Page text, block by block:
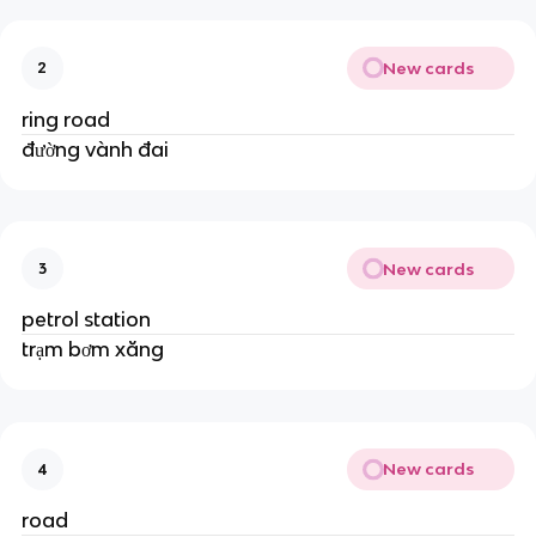
2 New cards
ring road
đường vành đai
3 New cards
petrol station
trạm bơm xăng
4 New cards
road